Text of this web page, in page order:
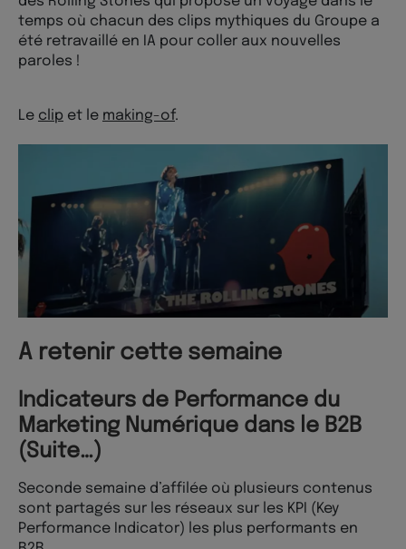
temps où chacun des clips mythiques du Groupe a
été retravaillé en IA pour coller aux nouvelles
paroles !
Le clip et le making-of.
A retenir cette semaine
Indicateurs de Performance du
Marketing Numérique dans le B2B
(Suite…)
Seconde semaine d’affilée où plusieurs contenus
sont partagés sur les réseaux sur les KPI (Key
Performance Indicator) les plus performants en